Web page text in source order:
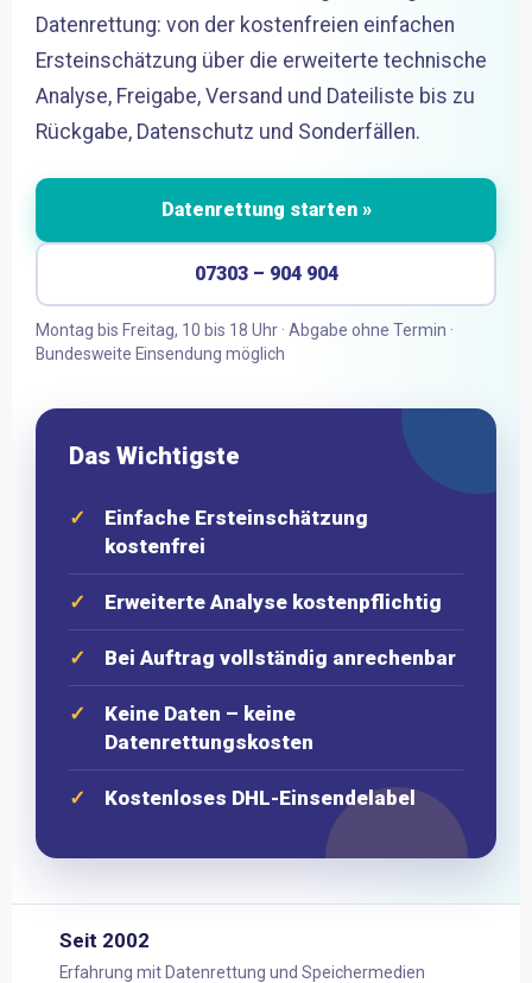
Datenrettung: von der kostenfreien einfachen
Ersteinschätzung über die erweiterte technische
Analyse, Freigabe, Versand und Dateiliste bis zu
Rückgabe, Datenschutz und Sonderfällen.
Datenrettung starten »
07303 – 904 904
Montag bis Freitag, 10 bis 18 Uhr · Abgabe ohne Termin ·
Bundesweite Einsendung möglich
Das Wichtigste
Einfache Ersteinschätzung
kostenfrei
Erweiterte Analyse kostenpflichtig
Bei Auftrag vollständig anrechenbar
Keine Daten – keine
Datenrettungskosten
Kostenloses DHL-Einsendelabel
Seit 2002
Erfahrung mit Datenrettung und Speichermedien